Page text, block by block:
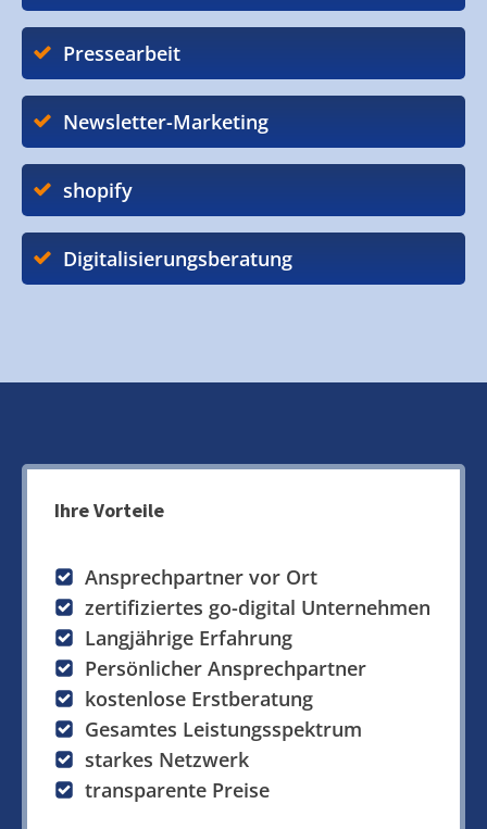
Pressearbeit
Newsletter-Marketing
shopify
Digitalisierungsberatung
Ihre Vorteile
Ansprechpartner vor Ort
zertifiziertes go-digital Unternehmen
Langjährige Erfahrung
Persönlicher Ansprechpartner
kostenlose Erstberatung
Gesamtes Leistungsspektrum
starkes Netzwerk
transparente Preise